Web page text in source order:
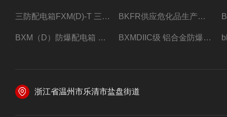
三防配电箱FXM(D)-T 三防型黑色工程塑料 BKFR供应危化品生产车间1.5匹2匹3匹5匹防爆空调
BXM（D）防爆配电箱 防爆照明动力箱厂家 定做 BXMDIIC级 铝合金防爆照明动力配电箱 加工定做
浙江省温州市乐清市盐盘街道